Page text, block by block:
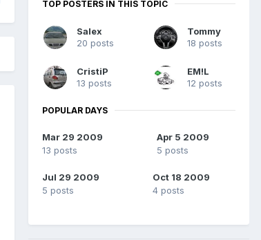
TOP POSTERS IN THIS TOPIC
Salex
20 posts
Tommy
18 posts
CristiP
13 posts
EM!L
12 posts
POPULAR DAYS
Mar 29 2009
13 posts
Apr 5 2009
5 posts
Jul 29 2009
5 posts
Oct 18 2009
4 posts